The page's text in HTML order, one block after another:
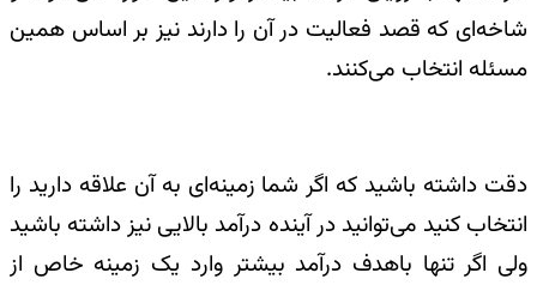
شاخه‌ای که قصد فعالیت در آن را دارند نیز بر اساس همین
مسئله انتخاب می‌کنند.
دقت داشته باشید که اگر شما زمینه‌ای به آن علاقه دارید را
انتخاب کنید می‌توانید در آینده درآمد بالایی نیز داشته باشید
ولی اگر تنها باهدف درآمد بیشتر وارد یک زمینه خاص از